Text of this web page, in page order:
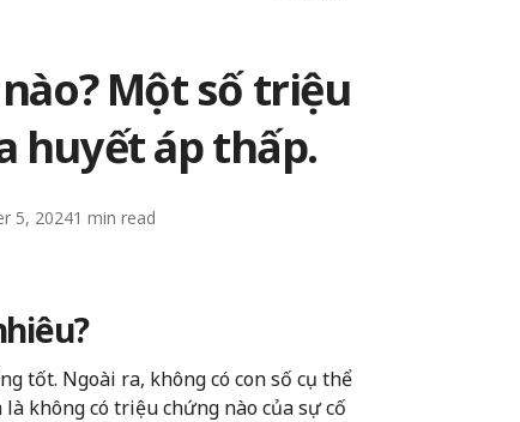
Một số triệu
huyết áp thấp.
5, 20241
tốt. Ngoài ra, không có con số cụ thể
không có triệu chứng nào của sự cố